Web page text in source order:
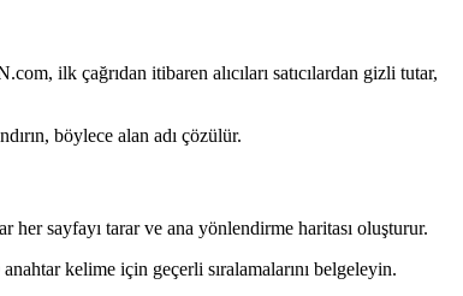
ilk çağrıdan itibaren alıcıları satıcılardan gizli tutar,
böylece alan adı çözülür.
her sayfayı tarar ve ana yönlendirme haritası oluşturur.
kelime için geçerli sıralamalarını belgeleyin.